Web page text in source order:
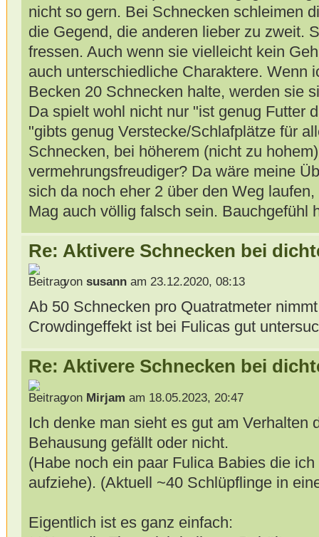
nicht so gern. Bei Schnecken schleimen
die Gegend, die anderen lieber zu zweit.
fressen. Auch wenn sie vielleicht kein
auch unterschiedliche Charaktere. Wenn
Becken 20 Schnecken halte, werden sie
Da spielt wohl nicht nur "ist genug Futter
"gibts genug Verstecke/Schlafplätze für
Schnecken, bei höherem (nicht zu
vermehrungsfreudiger? Da wäre meine
sich da noch eher 2 über den Weg
Mag auch völlig falsch sein. Bauchgefühl
Re: Aktivere Schnecken bei
von susannam 23.12.2020, 08:13
Ab 50 Schnecken pro Quatratmeter
Crowdingeffekt ist bei Fulicas gut
Re: Aktivere Schnecken bei
von Mirjam am 18.05.2023, 20:47
Ich denke man sieht es gut am Verhalten
Behausung gefällt oder nicht.
(Habe noch ein paar Fulica Babies die
aufziehe). (Aktuell ~40 Schlüpflinge in
Eigentlich ist es ganz einfach: